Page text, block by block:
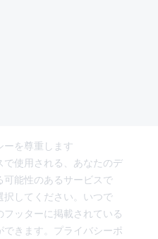
ーを尊重します
で使用される、あなたのデ
可能性のあるサービスで
択してください。いつで
フッターに掲載されている
できます。プライバシーポ